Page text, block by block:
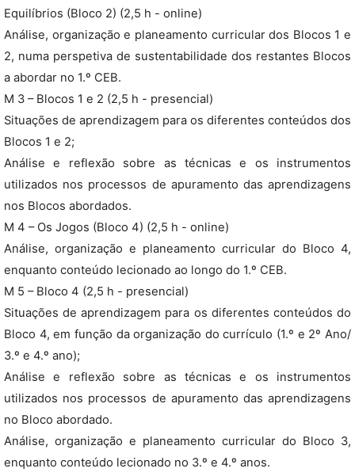
Equilíbrios (Bloco 2) (2,5 h - online)
Análise, organização e planeamento curricular dos Blocos 1 e
2, numa perspetiva de sustentabilidade dos restantes Blocos
a abordar no 1.º CEB.
M 3 – Blocos 1 e 2 (2,5 h - presencial)
Situações de aprendizagem para os diferentes conteúdos dos
Blocos 1 e 2;
Análise e reflexão sobre as técnicas e os instrumentos
utilizados nos processos de apuramento das aprendizagens
nos Blocos abordados.
M 4 – Os Jogos (Bloco 4) (2,5 h - online)
Análise, organização e planeamento curricular do Bloco 4,
enquanto conteúdo lecionado ao longo do 1.º CEB.
M 5 – Bloco 4 (2,5 h - presencial)
Situações de aprendizagem para os diferentes conteúdos do
Bloco 4, em função da organização do currículo (1.º e 2º Ano/
3.º e 4.º ano);
Análise e reflexão sobre as técnicas e os instrumentos
utilizados nos processos de apuramento das aprendizagens
no Bloco abordado.
Análise, organização e planeamento curricular do Bloco 3,
enquanto conteúdo lecionado no 3.º e 4.º anos.